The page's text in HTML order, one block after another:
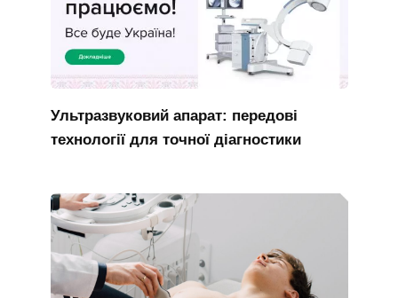
Ультразвуковий апарат: передові
технології для точної діагностики